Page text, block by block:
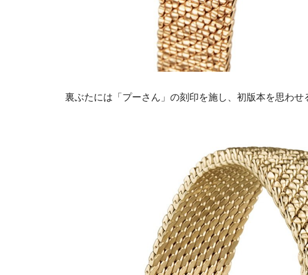
裏ぶたには「プーさん」の刻印を施し、初版本を思わせ